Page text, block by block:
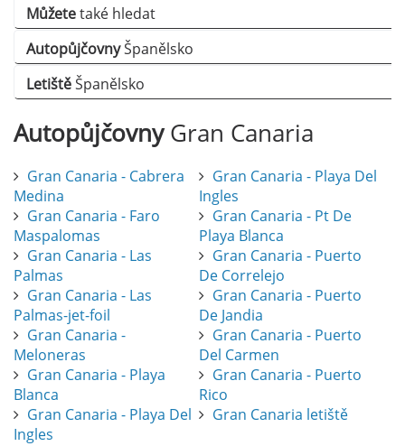
Můžetetaké hledat
AutopůjčovnyŠpanělsko
LetištěŠpanělsko
AutopůjčovnyGran Canaria
Gran Canaria - Cabrera
Medina
Gran Canaria - Faro
Maspalomas
Gran Canaria - Las
Palmas
Gran Canaria - Las
Palmas-jet-foil
Gran Canaria -
Meloneras
Gran Canaria - Playa
Blanca
Gran Canaria - Playa Del
Ingles
Gran Canaria - Playa Del
Ingles
Gran Canaria - Pt De
Playa Blanca
Gran Canaria - Puerto
De Correlejo
Gran Canaria - Puerto
De Jandia
Gran Canaria - Puerto
Del Carmen
Gran Canaria - Puerto
Rico
Gran Canaria letiště